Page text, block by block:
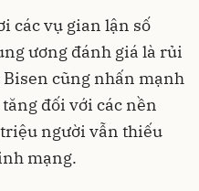
các vụ gian lận số
ương đánh giá là rủi
cũng nhấn mạnh
đối với các nền
người vẫn thiếu
mạng.